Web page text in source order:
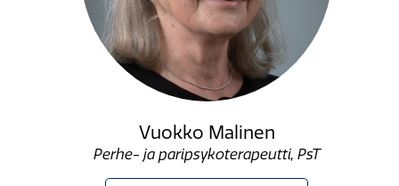
Vuokko Malinen
Perhe- ja paripsykoterapeutti, PsT